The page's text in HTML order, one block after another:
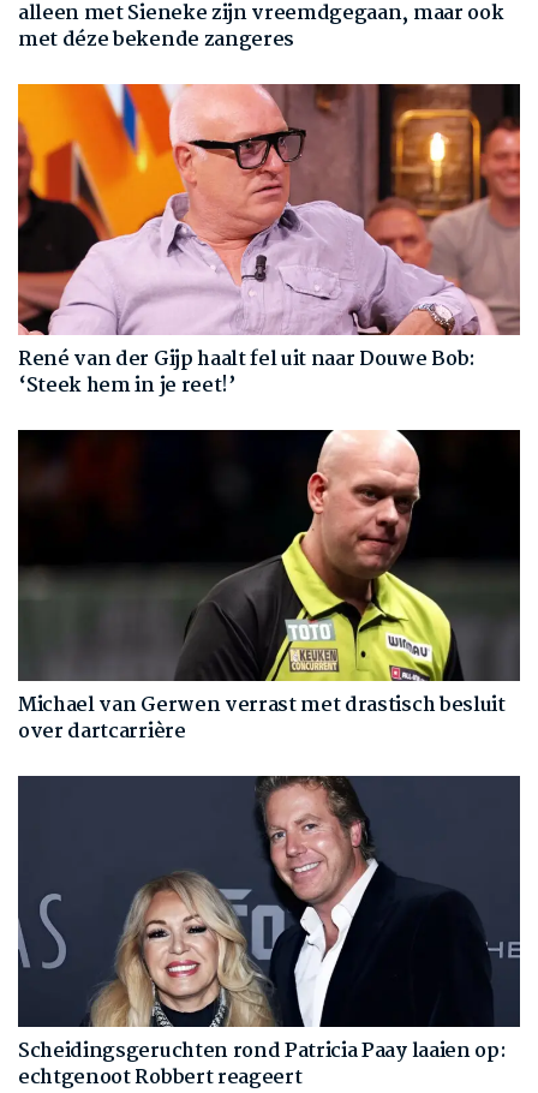
alleen met Sieneke zijn vreemdgegaan, maar ook
met déze bekende zangeres
René van der Gijp haalt fel uit naar Douwe Bob:
‘Steek hem in je reet!’
Michael van Gerwen verrast met drastisch besluit
over dartcarrière
Scheidingsgeruchten rond Patricia Paay laaien op:
echtgenoot Robbert reageert